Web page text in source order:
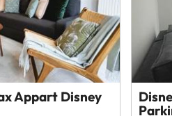
Appart Disney